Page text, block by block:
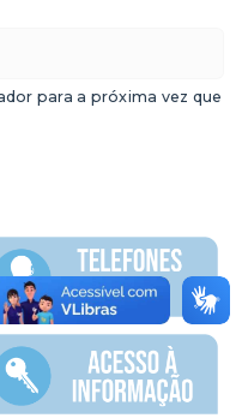
para a próxima vez que